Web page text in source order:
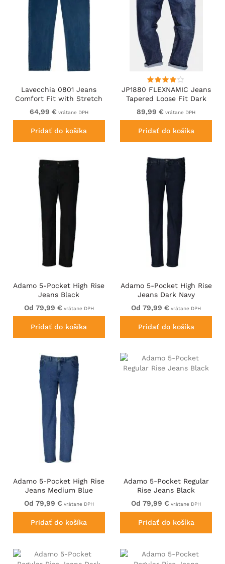
Lavecchia 0801 Jeans
Comfort Fit with Stretch
Waist Blue
64,99 € vrátane DPH
Pridať do košíka
JP1880 FLEXNAMIC Jeans
Tapered Loose Fit Dark
Denim Blue
89,99 € vrátane DPH
Pridať do košíka
Adamo 5-Pocket High Rise
Jeans Black
Od 79,99 € vrátane DPH
Pridať do košíka
Adamo 5-Pocket High Rise
Jeans Dark Navy
Od 79,99 € vrátane DPH
Pridať do košíka
Adamo 5-Pocket High Rise
Jeans Medium Blue
Od 79,99 € vrátane DPH
Pridať do košíka
Adamo 5-Pocket Regular
Rise Jeans Black
Od 79,99 € vrátane DPH
Pridať do košíka